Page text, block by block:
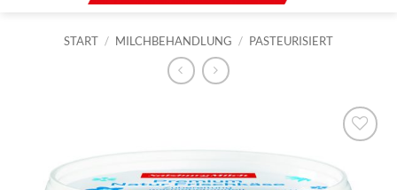
START / MILCHBEHANDLUNG / PASTEURISIERT